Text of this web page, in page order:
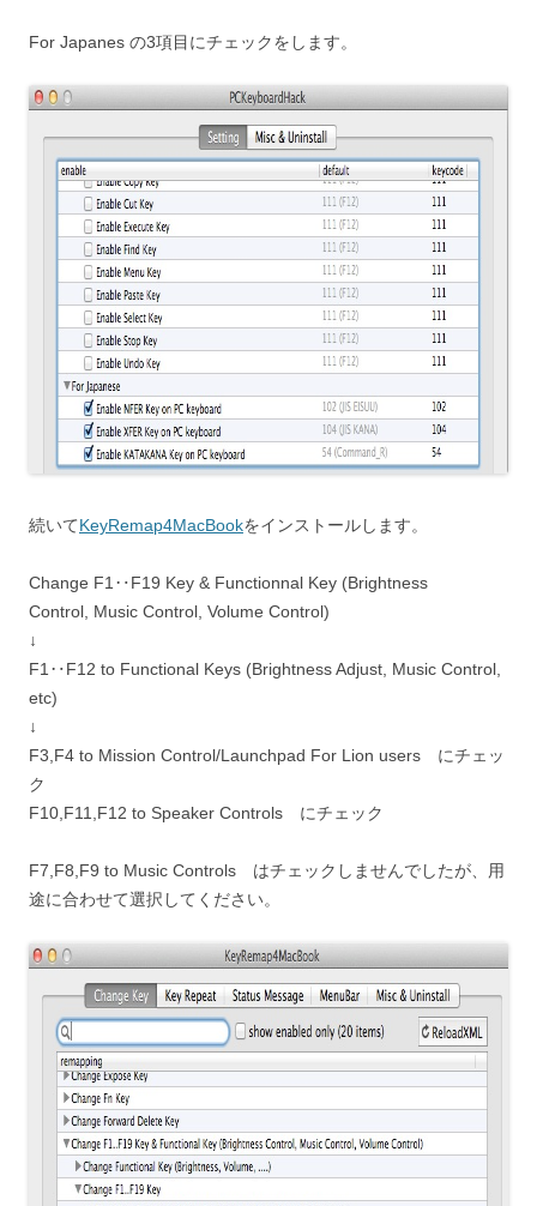
For Japanes の3項目にチェックをします。
続いてKeyRemap4MacBookをインストールします。
Change F1‥F19 Key & Functionnal Key (Brightness
Control, Music Control, Volume Control)
↓
F1‥F12 to Functional Keys (Brightness Adjust, Music Control,
etc)
↓
F3,F4 to Mission Control/Launchpad For Lion users にチェッ
ク
F10,F11,F12 to Speaker Controls にチェック
F7,F8,F9 to Music Controls はチェックしませんでしたが、用
途に合わせて選択してください。